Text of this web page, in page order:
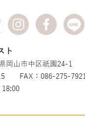
ト
岡山市中区祇園24-1
FAX：086-275-7921
18:00